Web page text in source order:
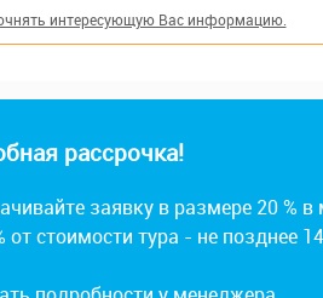
интересующую Вас информацию.
рассрочка!
заявку в размере 20 %
от стоимости тура - не позднее